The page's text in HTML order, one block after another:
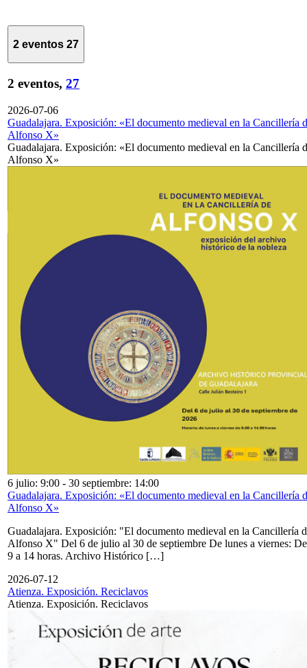
2 eventos 27
2 eventos, 27
2026-07-06
Guadalajara. Exposición: «El documento medieval en la Cancillería
Alfonso X»
Guadalajara. Exposición: «El documento medieval en la Cancillería
Alfonso X»
6 julio: 9:00 - 30 septiembre: 14:00
Guadalajara. Exposición: «El documento medieval en la Cancillería
Alfonso X»
Guadalajara. Exposición: "El documento medieval en la Cancillería
Alfonso X" Del 6 de julio al 30 de septiembre De lunes a viernes: De
9 a 14 horas. Archivo Histórico […]
2026-07-12
Atienza. Exposición. Reciclavos
Atienza. Exposición. Reciclavos